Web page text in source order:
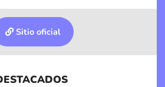
Sitio oficial